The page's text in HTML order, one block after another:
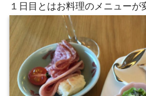
１日目とはお料理のメニューが